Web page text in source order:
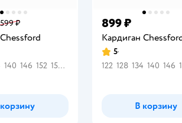
₽
140 146 152 158
899 ₽
Кардиган
Рейтинг:
5
122 128 134 140 146
В корзину